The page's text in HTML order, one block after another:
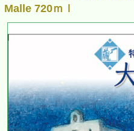
Malle 720ｍｌ